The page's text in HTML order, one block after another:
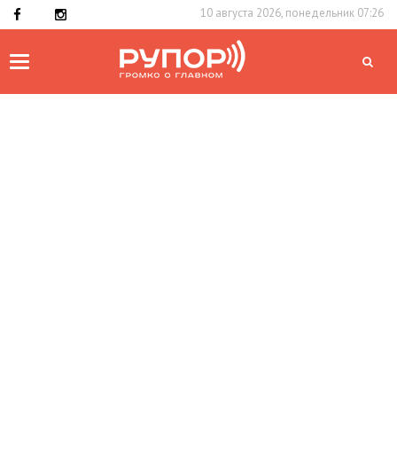
10 августа 2026, понедельник 07:26
Toggle